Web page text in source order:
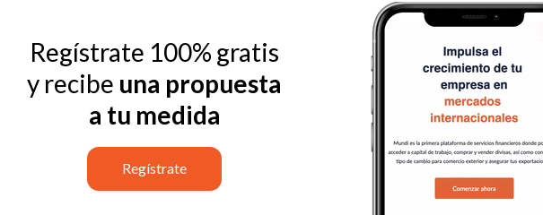
Regístrate 100% gratis
y recibe una propuesta
a tu medida
Regístrate